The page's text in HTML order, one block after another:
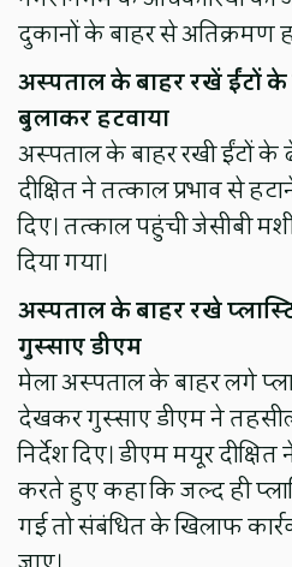
दुकानों के बाहर से अतिक्रमण
अस्पताल के बाहर रखें ईंटों
बुलाकर हटवाया
अस्पताल के बाहर रखी ईंटों
दीक्षित ने तत्काल प्रभाव से
दिए। तत्काल पहुंची जेसीबी
दिया गया।
अस्पताल के बाहर रखे
गुस्साए डीएम
मेला अस्पताल के बाहर लगे
देखकर गुस्साए डीएम ने
निर्देश दिए। डीएम मयूर
करते हुए कहा कि जल्द ही
गई तो संबंधित के खिलाफ